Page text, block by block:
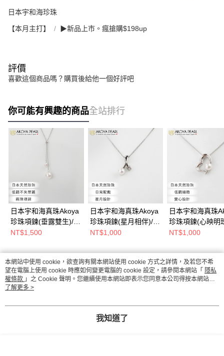
日本宇和海珍珠
【本月主打】 ▶新品上市。瘋搶購$198up
評價
喜歡這個商品嗎？購買後給他一個好評吧
你可能有興趣的商品全站排行
日本宇和海真珠Akoya
珍珠項鍊(垂露雙生)/天
然珍珠/二珠項鍊/日本
NT$1,500
日本宇和海真珠Akoya
珍珠項鍊(星月相伴)/天
然珍珠/二珠項鍊/日本
NT$1,000
日本宇和海真珠
珍珠項鍊(心映明
然珍珠/愛心吊墜/
NT$1,000
熱門標籤
本網站中使用 cookie，欲查詢有關本網站使用 cookie 方式之詳情，及若您不希
望在電腦上使用 cookie 時應如何變更電腦的 cookie 設定，請參閱本網站「 隱私
權條款 」之 Cookie 聲明。您繼續使用本網站即表示您同意本公司得按本網站使
用條款之 Cookie 聲明使用 cookie。
了解更多 >
我知道了